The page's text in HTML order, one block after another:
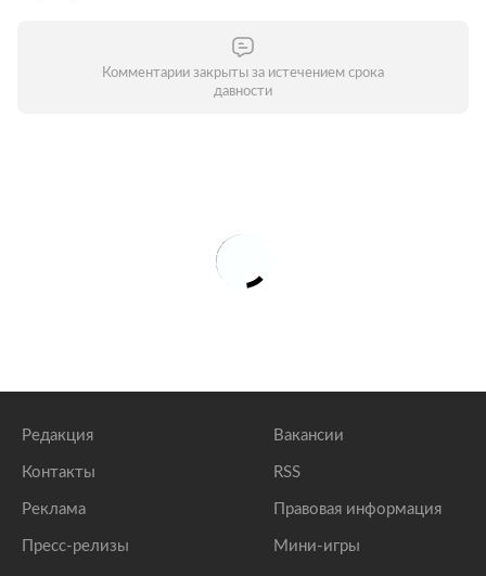
Комментарии закрыты за истечением срока
давности
Редакция
Контакты
Реклама
Пресс-релизы
Вакансии
RSS
Правовая информация
Мини-игры